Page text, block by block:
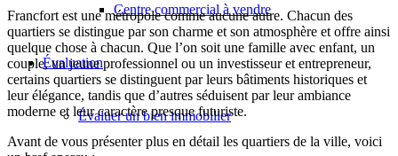
Centre commercial à vendre
Évaluation
Évaluer un bien immobilier
Francfort est une métropole comme aucune autre. Chacun des
quartiers se distingue par son charme et son atmosphère et offre ainsi
quelque chose à chacun. Que l’on soit une famille avec enfant, un
couple, un jeune professionnel ou un investisseur et entrepreneur,
certains quartiers se distinguent par leurs bâtiments historiques et
leur élégance, tandis que d’autres séduisent par leur ambiance
moderne et leur caractère presque futuriste.
Avant de vous présenter plus en détail les quartiers de la ville, voici